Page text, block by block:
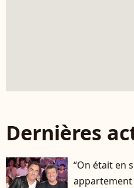
Dernières
“On était en